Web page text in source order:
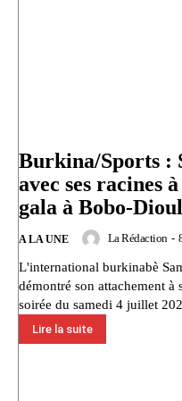
Burkina/Sports :
avec ses racines
gala à Bobo-
A LA UNE La Rédaction -
L'international burkinabè
démontré son attachement
soirée du samedi 4 juillet
Lire la suite